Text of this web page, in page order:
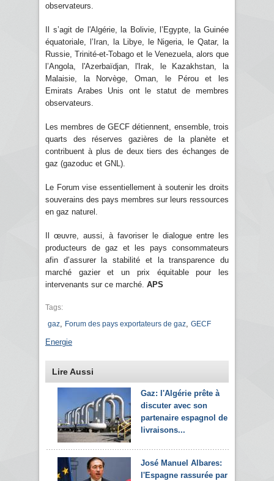
observateurs.
Il s’agit de l'Algérie, la Bolivie, l’Egypte, la Guinée
équatoriale, l’Iran, la Libye, le Nigeria, le Qatar, la
Russie, Trinité-et-Tobago et le Venezuela, alors que
l’Angola, l'Azerbaïdjan, l'Irak, le Kazakhstan, la
Malaisie, la Norvège, Oman, le Pérou et les
Emirats Arabes Unis ont le statut de membres
observateurs.
Les membres de GECF détiennent, ensemble, trois
quarts des réserves gazières de la planète et
contribuent à plus de deux tiers des échanges de
gaz (gazoduc et GNL).
Le Forum vise essentiellement à soutenir les droits
souverains des pays membres sur leurs ressources
en gaz naturel.
Il œuvre, aussi, à favoriser le dialogue entre les
producteurs de gaz et les pays consommateurs
afin d’assurer la stabilité et la transparence du
marché gazier et un prix équitable pour les
intervenants sur ce marché. APS
Tags:
gaz
Forum des pays exportateurs de gaz GECF
Energie
Lire Aussi
Gaz: l'Algérie prête à
discuter avec son
partenaire espagnol de
livraisons...
José Manuel Albares:
l'Espagne rassurée par